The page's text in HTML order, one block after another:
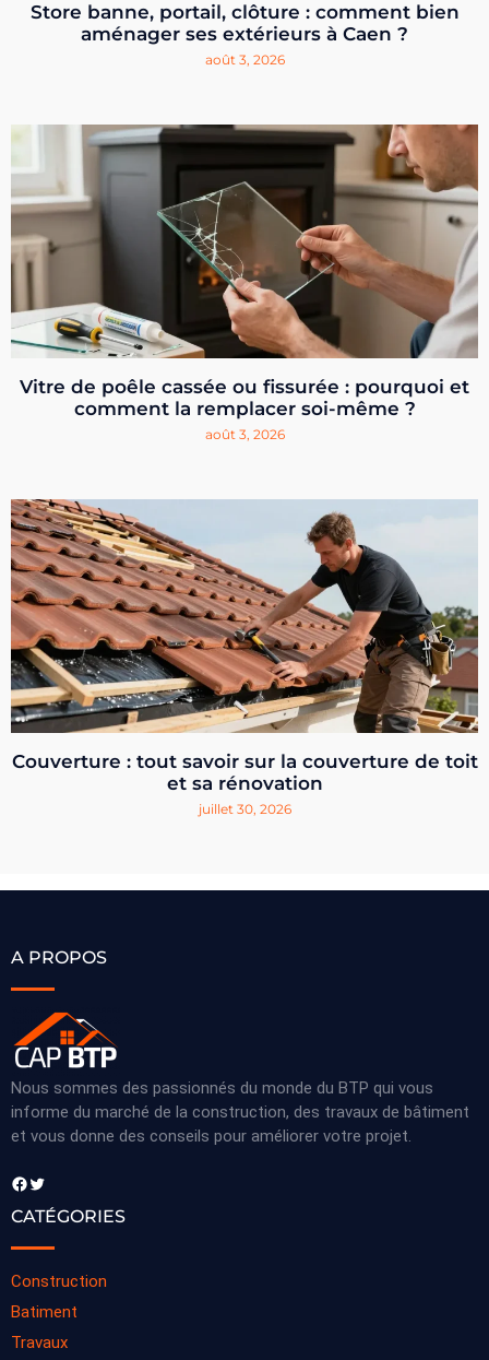
Store banne, portail, clôture : comment bien
aménager ses extérieurs à Caen ?
août 3, 2026
Vitre de poêle cassée ou fissurée : pourquoi et
comment la remplacer soi-même ?
août 3, 2026
Couverture : tout savoir sur la couverture de toit
et sa rénovation
juillet 30, 2026
A PROPOS
Nous sommes des passionnés du monde du BTP qui vous
informe du marché de la construction, des travaux de bâtiment
et vous donne des conseils pour améliorer votre projet.
Facebook Twitter
CATÉGORIES
Construction
Batiment
Travaux